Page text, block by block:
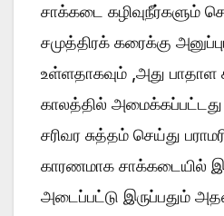
சாக்கடை கழிவுநீர்களும்
சமுத்திரக் கரைக்கு
உள்ளதாகவும் ,அது பாதாள
காலத்தில்
சரிவர சுத்தம் செய்து
காரணமாக சாக்கடையில்
அடைப்பட்டு இருப்பதும்